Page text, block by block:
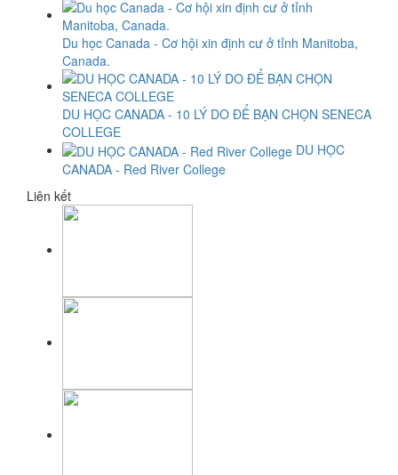
Du học Canada - Cơ hội xin định cư ở tỉnh Manitoba,
Canada.
DU HỌC CANADA - 10 LÝ DO ĐỂ BẠN CHỌN SENECA
COLLEGE
DU HỌC
CANADA - Red River College
Liên kết